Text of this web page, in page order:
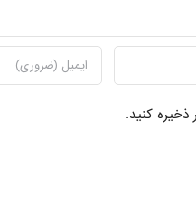
ذخیره کنید.